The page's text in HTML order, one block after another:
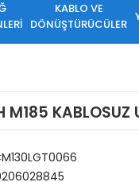
KABLO VE
DÖNÜŞTÜRÜCÜLER
M185